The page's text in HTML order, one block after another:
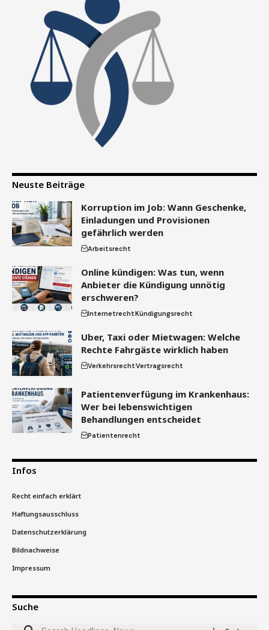
Neuste Beiträge
Korruption im Job: Wann Geschenke,
Einladungen und Provisionen
gefährlich werden
Arbeitsrecht
Online kündigen: Was tun, wenn
Anbieter die Kündigung unnötig
erschweren?
InternetrechtKündigungsrecht
Uber, Taxi oder Mietwagen: Welche
Rechte Fahrgäste wirklich haben
VerkehrsrechtVertragsrecht
Patientenverfügung im Krankenhaus:
Wer bei lebenswichtigen
Behandlungen entscheidet
Patientenrecht
Infos
Recht einfach erklärt
Haftungsausschluss
Datenschutzerklärung
Bildnachweise
Impressum
Suche